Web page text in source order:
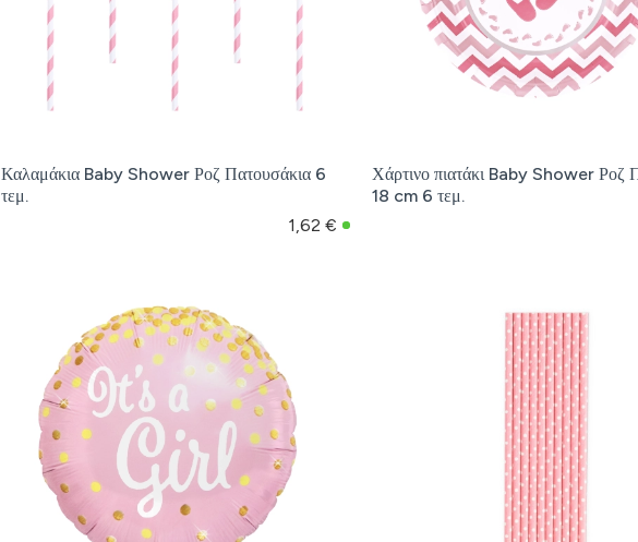
Καλαμάκια Baby Shower Ροζ Πατουσάκια 6
τεμ.
1,62 €
Χάρτινο πιατάκι Baby Shower Ροζ
18 cm 6 τεμ.